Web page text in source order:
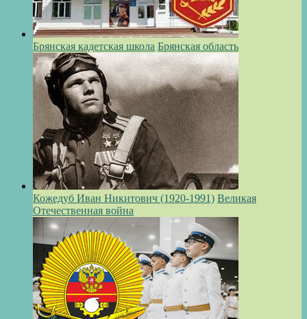
Брянская кадетская школа Брянская область
Кожедуб Иван Никитович (1920-1991) Великая
Отечественная война